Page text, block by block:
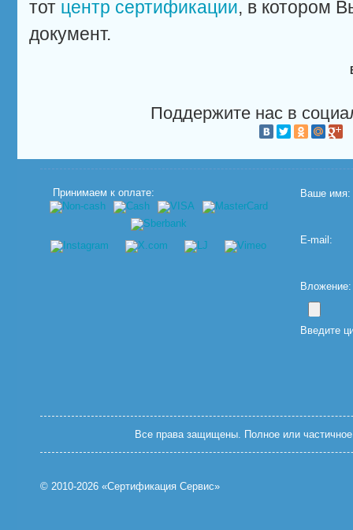
тот центр сертификации, в котором
документ.
Поддержите нас в
Принимаем к оплате: Ваше имя:
E-mail:
Введите
Все права защищены. Полное или частичное
© 2010-2026 «Сертификация Сервис»